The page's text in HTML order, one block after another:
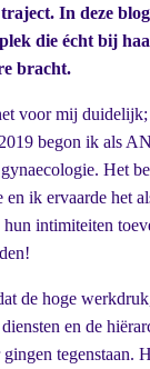
In deze
die écht bij
bracht.
voor mij
begon ik als
Het
ik ervaarde het
intimiteiten
de hoge
en de
tegenstaan.